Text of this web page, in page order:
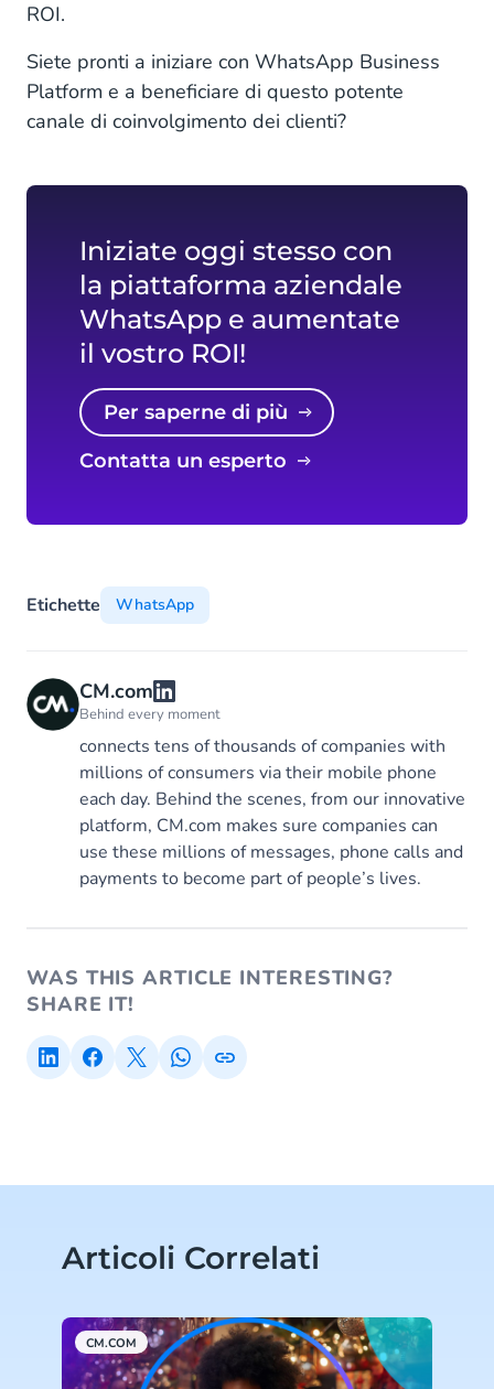
ROI.
Siete pronti a iniziare con WhatsApp Business
Platform e a beneficiare di questo potente
canale di coinvolgimento dei clienti?
Iniziate oggi stesso con
la piattaforma aziendale
WhatsApp e aumentate
il vostro ROI!
Per saperne di più
Contatta un esperto
Etichette WhatsApp
CM.com
Behind every moment
connects tens of thousands of companies with
millions of consumers via their mobile phone
each day. Behind the scenes, from our innovative
platform, CM.com makes sure companies can
use these millions of messages, phone calls and
payments to become part of people’s lives.
WAS THIS ARTICLE INTERESTING?
SHARE IT!
Articoli Correlati
CM.COM